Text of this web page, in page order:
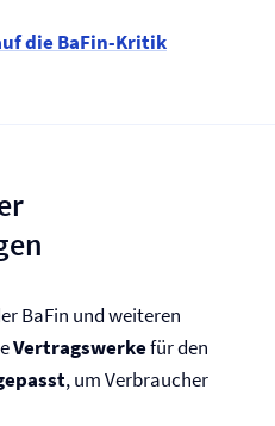
die BaFin-Kritik
BaFin und weiteren
Vertragswerkefür den
, um Verbraucher